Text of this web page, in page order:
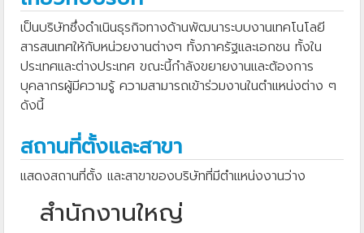
เป็นบริษัทซึ่งดำเนินธุรกิจทางด้านพัฒนาระบบงานเทคโนโลยี
สารสนเทศให้กับหน่วยงานต่างๆ ทั้งภาครัฐและเอกชน ทั้งใน
ประเทศและต่างประเทศ ขณะนี้กำลังขยายงานและต้องการ
บุคลากรผู้มีความรู้ ความสามารถเข้าร่วมงานในตำแหน่งต่าง ๆ
ดังนี้
สถานที่ตั้งและสาขา
แสดงสถานที่ตั้ง และสาขาของบริษัทที่มีตำแหน่งงานว่าง
สำนักงานใหญ่